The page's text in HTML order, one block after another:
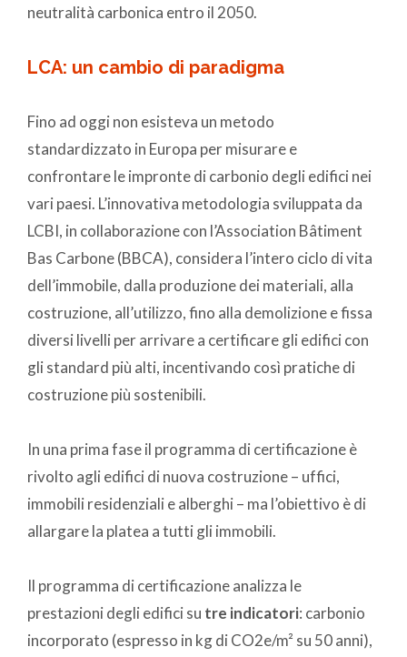
neutralità carbonica entro il 2050.
LCA: un cambio di paradigma
Fino ad oggi non esisteva un metodo
standardizzato in Europa per misurare e
confrontare le impronte di carbonio degli edifici nei
vari paesi. L’innovativa metodologia sviluppata da
LCBI, in collaborazione con l’Association Bâtiment
Bas Carbone (BBCA), considera l’intero ciclo di vita
dell’immobile, dalla produzione dei materiali, alla
costruzione, all’utilizzo, fino alla demolizione e fissa
diversi livelli per arrivare a certificare gli edifici con
gli standard più alti, incentivando così pratiche di
costruzione più sostenibili.
In una prima fase il programma di certificazione è
rivolto agli edifici di nuova costruzione – uffici,
immobili residenziali e alberghi – ma l’obiettivo è di
allargare la platea a tutti gli immobili.
Il programma di certificazione analizza le
prestazioni degli edifici su tre indicatori: carbonio
incorporato (espresso in kg di CO2e/m² su 50 anni),